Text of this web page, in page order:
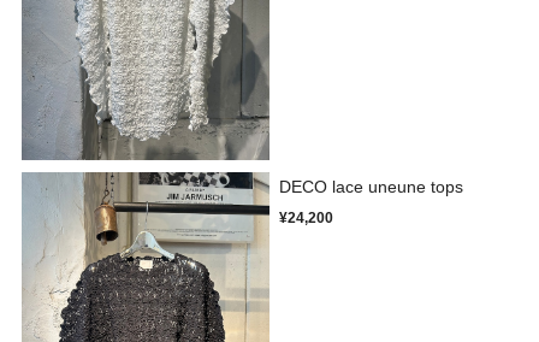
DECO lace uneune tops
¥24,200